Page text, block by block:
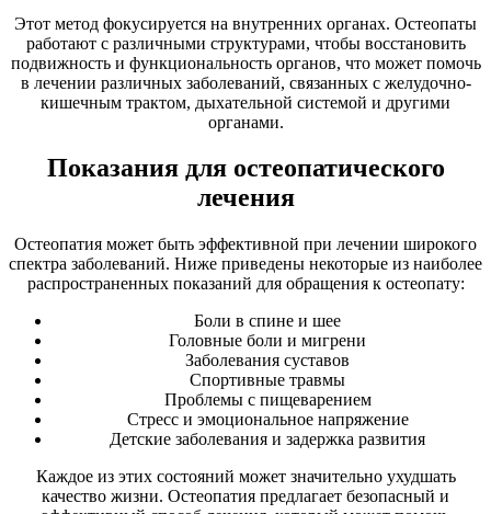
Этот метод фокусируется на внутренних органах. Остеопаты
работают с различными структурами, чтобы восстановить
подвижность и функциональность органов, что может помочь
в лечении различных заболеваний, связанных с желудочно-
кишечным трактом, дыхательной системой и другими
органами.
Показания для остеопатического
лечения
Остеопатия может быть эффективной при лечении широкого
спектра заболеваний. Ниже приведены некоторые из наиболее
распространенных показаний для обращения к остеопату:
Боли в спине и шее
Головные боли и мигрени
Заболевания суставов
Спортивные травмы
Проблемы с пищеварением
Стресс и эмоциональное напряжение
Детские заболевания и задержка развития
Каждое из этих состояний может значительно ухудшать
качество жизни. Остеопатия предлагает безопасный и